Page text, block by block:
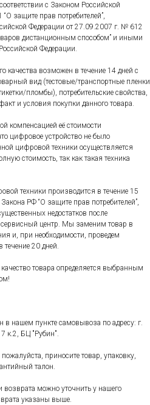
с Законом Российской
защите прав потребителей”,
Федерации от 27.09.2007 г. № 612
дистанционным способом” и иными
Федерации.
качества возможен в течение 14 дней с
вид (тестовые/транспортные пленки
пломбы), потребительские свойства,
и условия покупки данного товара.
компенсацией её стоимости
цифровое устройство не было
цифровой техники осуществляется
стоимость, так как такая техника
техники производится в течение 15
РФ “О защите прав потребителей”,
недостатков после
центр. Мы заменим товар в
и, при необходимости, проведем
течение 20 дней.
товара определяется выбранным
нашем пункте самовывоза по адресу: г.
к.2, БЦ "Рубин".
приносите товар, упаковку,
талон.
возврата можно уточнить у нашего
указаны выше.